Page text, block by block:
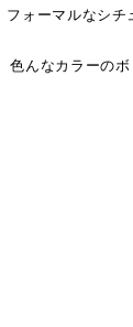
ォーマルなシチ
んなカラーの